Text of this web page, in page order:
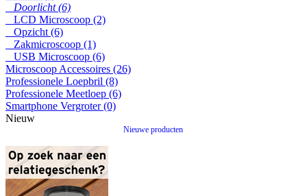
Doorlicht (6)
LCD Microscoop (2)
Opzicht (6)
Zakmicroscoop (1)
USB Microscoop (6)
Microscoop Accessoires (26)
Professionele Loepbril (8)
Professionele Meetloep (6)
Smartphone Vergroter (0)
Nieuw
Nieuwe producten